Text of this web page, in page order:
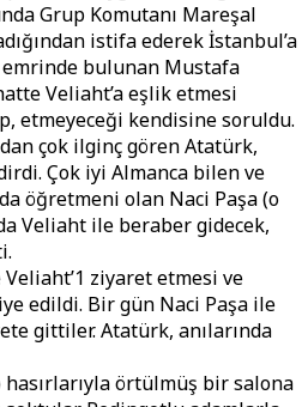
Grup Komutanı Mareşal
istifa ederek İstanbul’a
bulunan Mustafa
Veliaht’a eşlik etmesi
etmeyeceği kendisine soruldu.
çok ilginç gören Atatürk,
Çok iyi Almanca bilen ve
öğretmeni olan Naci Paşa (o
Veliaht ile beraber gidecek,
Veliaht’1 ziyaret etmesi ve
edildi. Bir gün Naci Paşa ile
gittiler. Atatürk, anılarında
hasırlarıyla örtülmüş bir salona